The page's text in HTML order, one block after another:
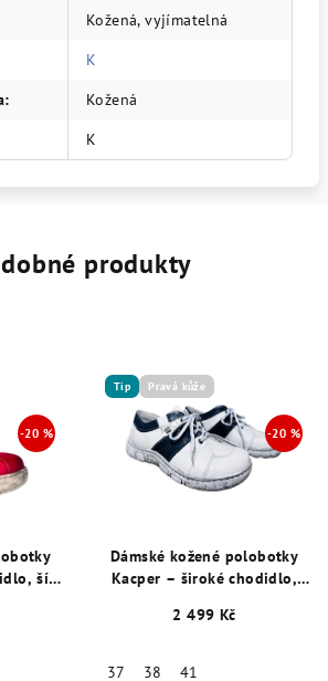
Kožená, vyjímatelná
K
:
Kožená
K
produkty
šíře
Tip Pravá kůže
Dámské kožené polobotky
Kacper – široké chodidlo,
2 499 Kč
37 38
41